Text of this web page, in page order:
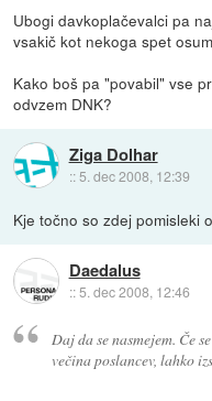
Ubogi davkoplačevalci pa
vsakič kot nekoga spet
Kako boš pa "povabil" vse
odvzem DNK?
Ziga Dolhar
:: 5. dec 2008, 12:39
Kje točno so zdej pomisleki
Daedalus
::5. dec 2008, 12:46
Daj da se nasmejem. Če
večina poslancev, lahko